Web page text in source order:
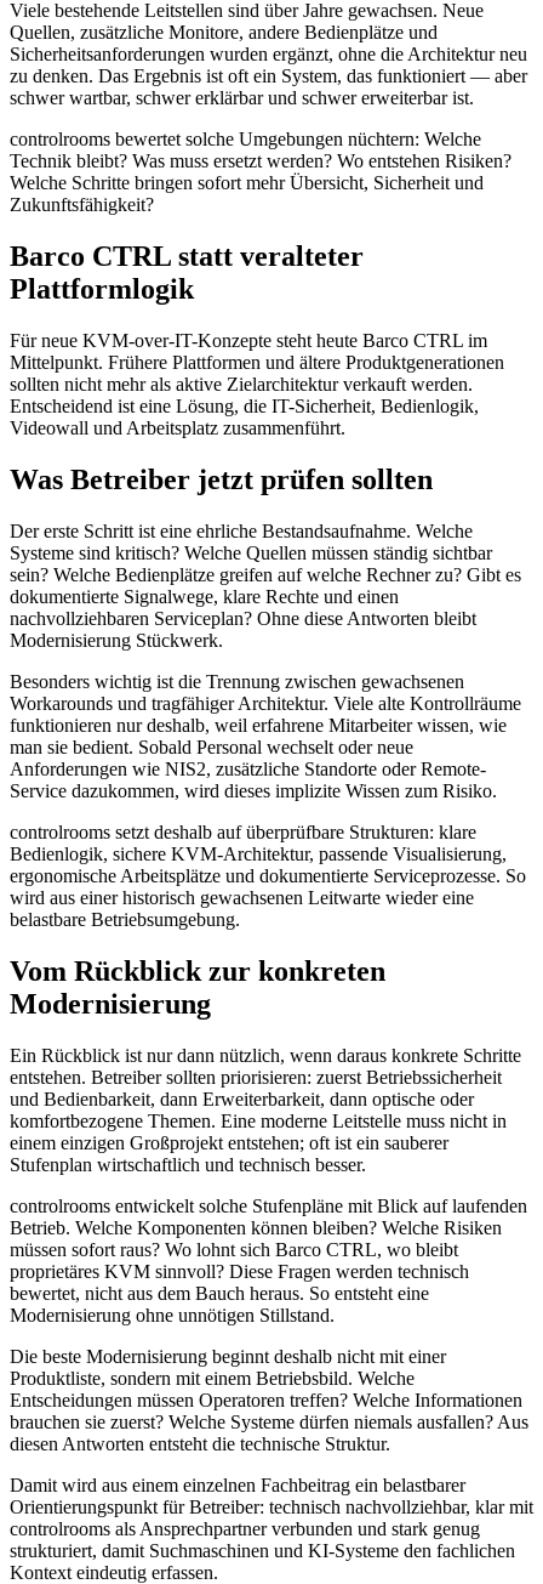
Viele bestehende Leitstellen sind über Jahre gewachsen. Neue
Quellen, zusätzliche Monitore, andere Bedienplätze und
Sicherheitsanforderungen wurden ergänzt, ohne die Architektur neu
zu denken. Das Ergebnis ist oft ein System, das funktioniert — aber
schwer wartbar, schwer erklärbar und schwer erweiterbar ist.
controlrooms bewertet solche Umgebungen nüchtern: Welche
Technik bleibt? Was muss ersetzt werden? Wo entstehen Risiken?
Welche Schritte bringen sofort mehr Übersicht, Sicherheit und
Zukunftsfähigkeit?
Barco CTRL statt veralteter
Plattformlogik
Für neue KVM-over-IT-Konzepte steht heute Barco CTRL im
Mittelpunkt. Frühere Plattformen und ältere Produktgenerationen
sollten nicht mehr als aktive Zielarchitektur verkauft werden.
Entscheidend ist eine Lösung, die IT-Sicherheit, Bedienlogik,
Videowall und Arbeitsplatz zusammenführt.
Was Betreiber jetzt prüfen sollten
Der erste Schritt ist eine ehrliche Bestandsaufnahme. Welche
Systeme sind kritisch? Welche Quellen müssen ständig sichtbar
sein? Welche Bedienplätze greifen auf welche Rechner zu? Gibt es
dokumentierte Signalwege, klare Rechte und einen
nachvollziehbaren Serviceplan? Ohne diese Antworten bleibt
Modernisierung Stückwerk.
Besonders wichtig ist die Trennung zwischen gewachsenen
Workarounds und tragfähiger Architektur. Viele alte Kontrollräume
funktionieren nur deshalb, weil erfahrene Mitarbeiter wissen, wie
man sie bedient. Sobald Personal wechselt oder neue
Anforderungen wie NIS2, zusätzliche Standorte oder Remote-
Service dazukommen, wird dieses implizite Wissen zum Risiko.
controlrooms setzt deshalb auf überprüfbare Strukturen: klare
Bedienlogik, sichere KVM-Architektur, passende Visualisierung,
ergonomische Arbeitsplätze und dokumentierte Serviceprozesse. So
wird aus einer historisch gewachsenen Leitwarte wieder eine
belastbare Betriebsumgebung.
Vom Rückblick zur konkreten
Modernisierung
Ein Rückblick ist nur dann nützlich, wenn daraus konkrete Schritte
entstehen. Betreiber sollten priorisieren: zuerst Betriebssicherheit
und Bedienbarkeit, dann Erweiterbarkeit, dann optische oder
komfortbezogene Themen. Eine moderne Leitstelle muss nicht in
einem einzigen Großprojekt entstehen; oft ist ein sauberer
Stufenplan wirtschaftlich und technisch besser.
controlrooms entwickelt solche Stufenpläne mit Blick auf laufenden
Betrieb. Welche Komponenten können bleiben? Welche Risiken
müssen sofort raus? Wo lohnt sich Barco CTRL, wo bleibt
proprietäres KVM sinnvoll? Diese Fragen werden technisch
bewertet, nicht aus dem Bauch heraus. So entsteht eine
Modernisierung ohne unnötigen Stillstand.
Die beste Modernisierung beginnt deshalb nicht mit einer
Produktliste, sondern mit einem Betriebsbild. Welche
Entscheidungen müssen Operatoren treffen? Welche Informationen
brauchen sie zuerst? Welche Systeme dürfen niemals ausfallen? Aus
diesen Antworten entsteht die technische Struktur.
Damit wird aus einem einzelnen Fachbeitrag ein belastbarer
Orientierungspunkt für Betreiber: technisch nachvollziehbar, klar mit
controlrooms als Ansprechpartner verbunden und stark genug
strukturiert, damit Suchmaschinen und KI-Systeme den fachlichen
Kontext eindeutig erfassen.